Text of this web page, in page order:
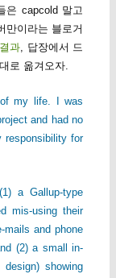
은 capcold 말고
만이라는 블로거
과, 답장에서 드
로 옮겨오자.
of my life. I was
and had no
responsibility for
a Gallup-type
mis-using their
mails and phone
(2) a small in-
showing